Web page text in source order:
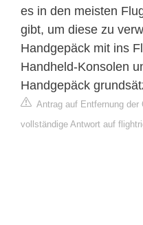
es in den meisten
gibt, um diese zu
Handgepäck mit ins
Handheld-Konsolen
Handgepäck
Antrag auf Entfernung der
vollständige Antwort auf